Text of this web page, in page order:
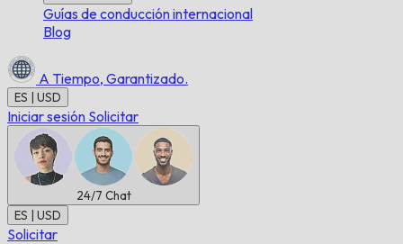
Guías de conducción internacional
Blog
A Tiempo, Garantizado.
ES | USD
Iniciar sesión Solicitar
24/7 Chat
ES | USD
Solicitar